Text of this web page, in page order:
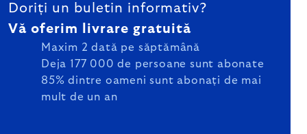
Doriți un buletin informativ?
Vă oferim livrare gratuită
Maxim 2 dată pe săptămână
Deja 177 000 de persoane sunt abonate
85% dintre oameni sunt abonați de mai
mult de un an